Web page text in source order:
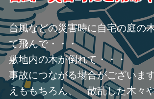
台風などの災害時に自宅の庭の
て飛んで・・・
敷地内の木が倒れて・・・
事故につながる場合がございま
えももちろん、 散乱した木々